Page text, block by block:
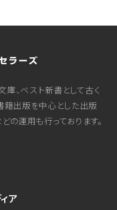
庫、ベスト新書として古く
籍出版を中心とした出版
の運用も行っております。
ア